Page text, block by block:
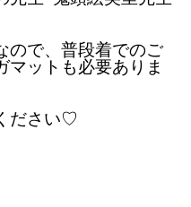
ので、普段着でのご
マットも必要ありま
ださい♡